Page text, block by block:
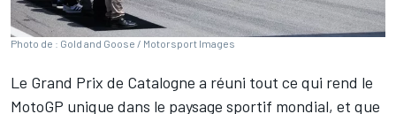
Photo de : Gold and Goose / Motorsport Images
Le Grand Prix de Catalogne a réuni tout ce qui rend le
MotoGP unique dans le paysage sportif mondial, et que